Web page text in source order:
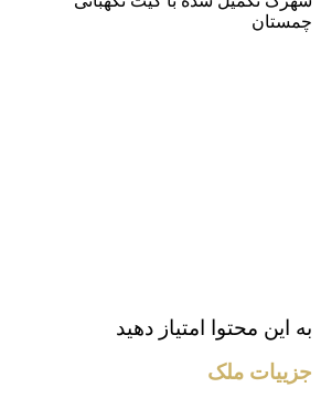
چمستان
به این محتوا امتیاز دهید
جزییات ملک